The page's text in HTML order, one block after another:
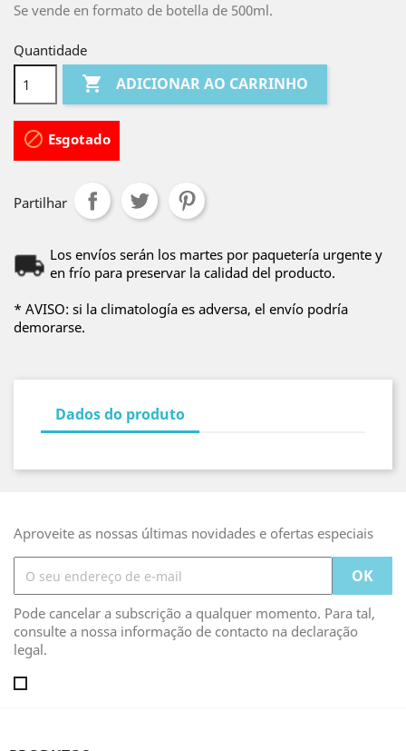
Se vende en formato de botella de 500ml.
Quantidade
 ADICIONAR AO CARRINHO
 Esgotado
Partilhar
Los envíos serán los martes por paquetería urgente y
en frío para preservar la calidad del producto.
* AVISO: si la climatología es adversa, el envío podría
demorarse.
Dados do produto
Aproveite as nossas últimas novidades e ofertas especiais
Pode cancelar a subscrição a qualquer momento. Para tal,
consulte a nossa informação de contacto na declaração
legal.